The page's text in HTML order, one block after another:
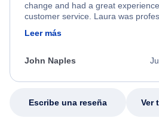
change and had a great
customer service. Laura was
friendly, and very helpful throughout
process. She quickly found a
appreciate her excellent service.
Leer más
John Naples
Escribe una reseña Ver